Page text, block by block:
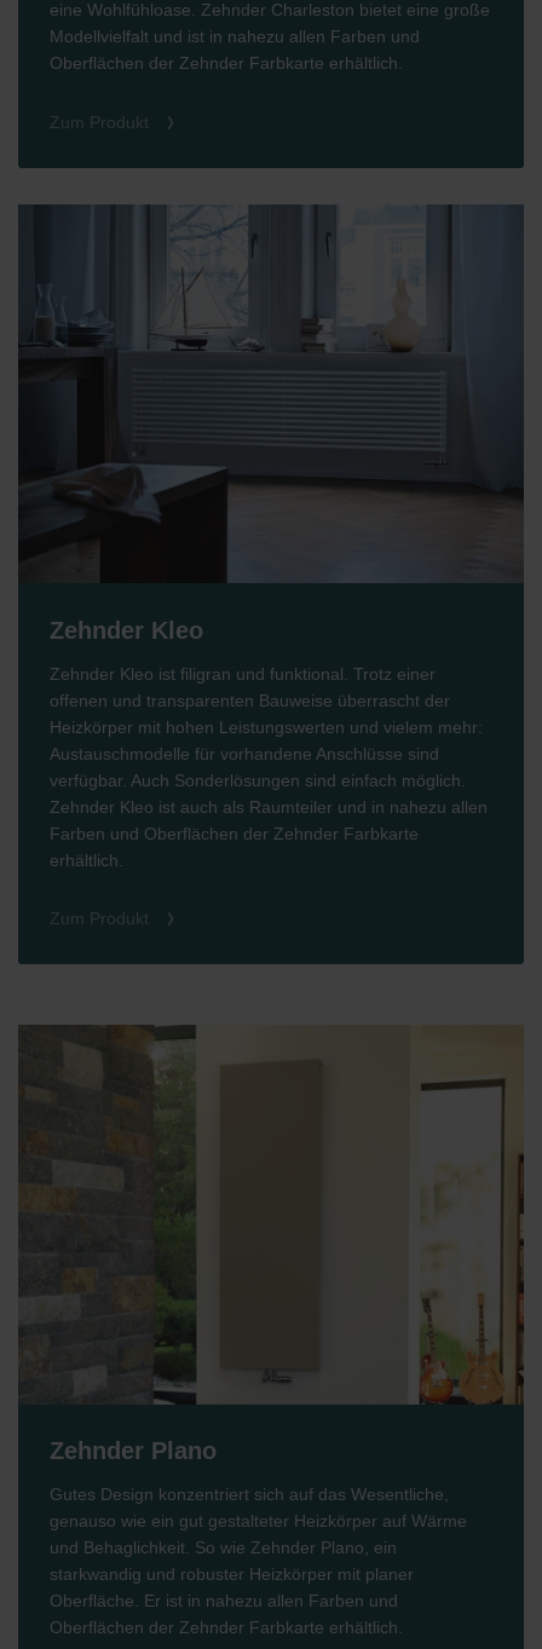
eine Wohlfühloase. Zehnder Charleston bietet eine große
Modellvielfalt und ist in nahezu allen Farben und
Oberflächen der Zehnder Farbkarte erhältlich.
Zum Produkt
Zehnder Kleo
Zehnder Kleo ist filigran und funktional. Trotz einer
offenen und transparenten Bauweise überrascht der
Heizkörper mit hohen Leistungswerten und vielem mehr:
Austauschmodelle für vorhandene Anschlüsse sind
verfügbar. Auch Sonderlösungen sind einfach möglich.
Zehnder Kleo ist auch als Raumteiler und in nahezu allen
Farben und Oberflächen der Zehnder Farbkarte
erhältlich.
Zum Produkt
Zehnder Plano
Gutes Design konzentriert sich auf das Wesentliche,
genauso wie ein gut gestalteter Heizkörper auf Wärme
und Behaglichkeit. So wie Zehnder Plano, ein
starkwandig und robuster Heizkörper mit planer
Oberfläche. Er ist in nahezu allen Farben und
Oberflächen der Zehnder Farbkarte erhältlich.